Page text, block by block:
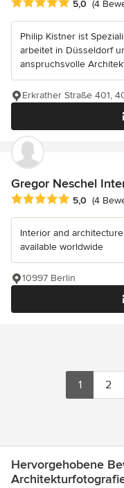
5,0 (4
Philip Kistner ist
arbeitet in Düsseldorf
anspruchsvolle
Erkrather Straße 401,
Gregor Neschel
Durchschnittliche
5,0 (4
Interior and
available worldwide
10997 Berlin
1 2
Hervorgehobene